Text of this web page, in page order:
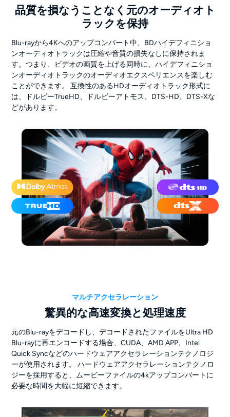
品質を損なうことなく元のオーディオト
ラックを保持
Blu-rayから4Kへのアップコンバート中、BDハイデフィニショ
ンオーディオトラックは圧縮や音質の損失なしに保持されま
す。つまり、ビデオの画質を上げる同時に、ハイデフィニショ
ンオーディオトラックのオーディオエクスペリエンスを楽しむ
ことができます。 互換性のあるHDオーディオトラック形式に
は、ドルビーTrueHD、ドルビーアトモス、DTS-HD、DTS-Xな
どがあります。
マルチアクセラレーション
驚異的な高速変換と処理速度
元のBlu-rayをデコードし、デコードされたファイルをUltra HD
Blu-rayに再エンコードする場合、CUDA、AMD APP、Intel
Quick Syncなどのハードウェアアクセラレーションテクノロジ
ーが使用されます。 ハードウェアアクセラレーションテクノロ
ジーを採用すると、ムービーファイルの4kアップコンバートに
必要な時間を大幅に短縮できます。